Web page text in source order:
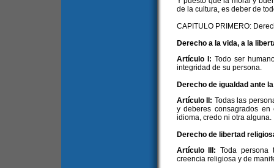
de la cultura, es deber de
CAPITULO PRIMERO:
Derecho a la vida, a la
Artículo I: Todo ser
integridad de su persona.
Derecho de igualdad ante
Artículo II: Todas las
y deberes consagrados
idioma, credo ni otra alguna.
Derecho de libertad
Artículo III:Toda persona
creencia religiosa y de